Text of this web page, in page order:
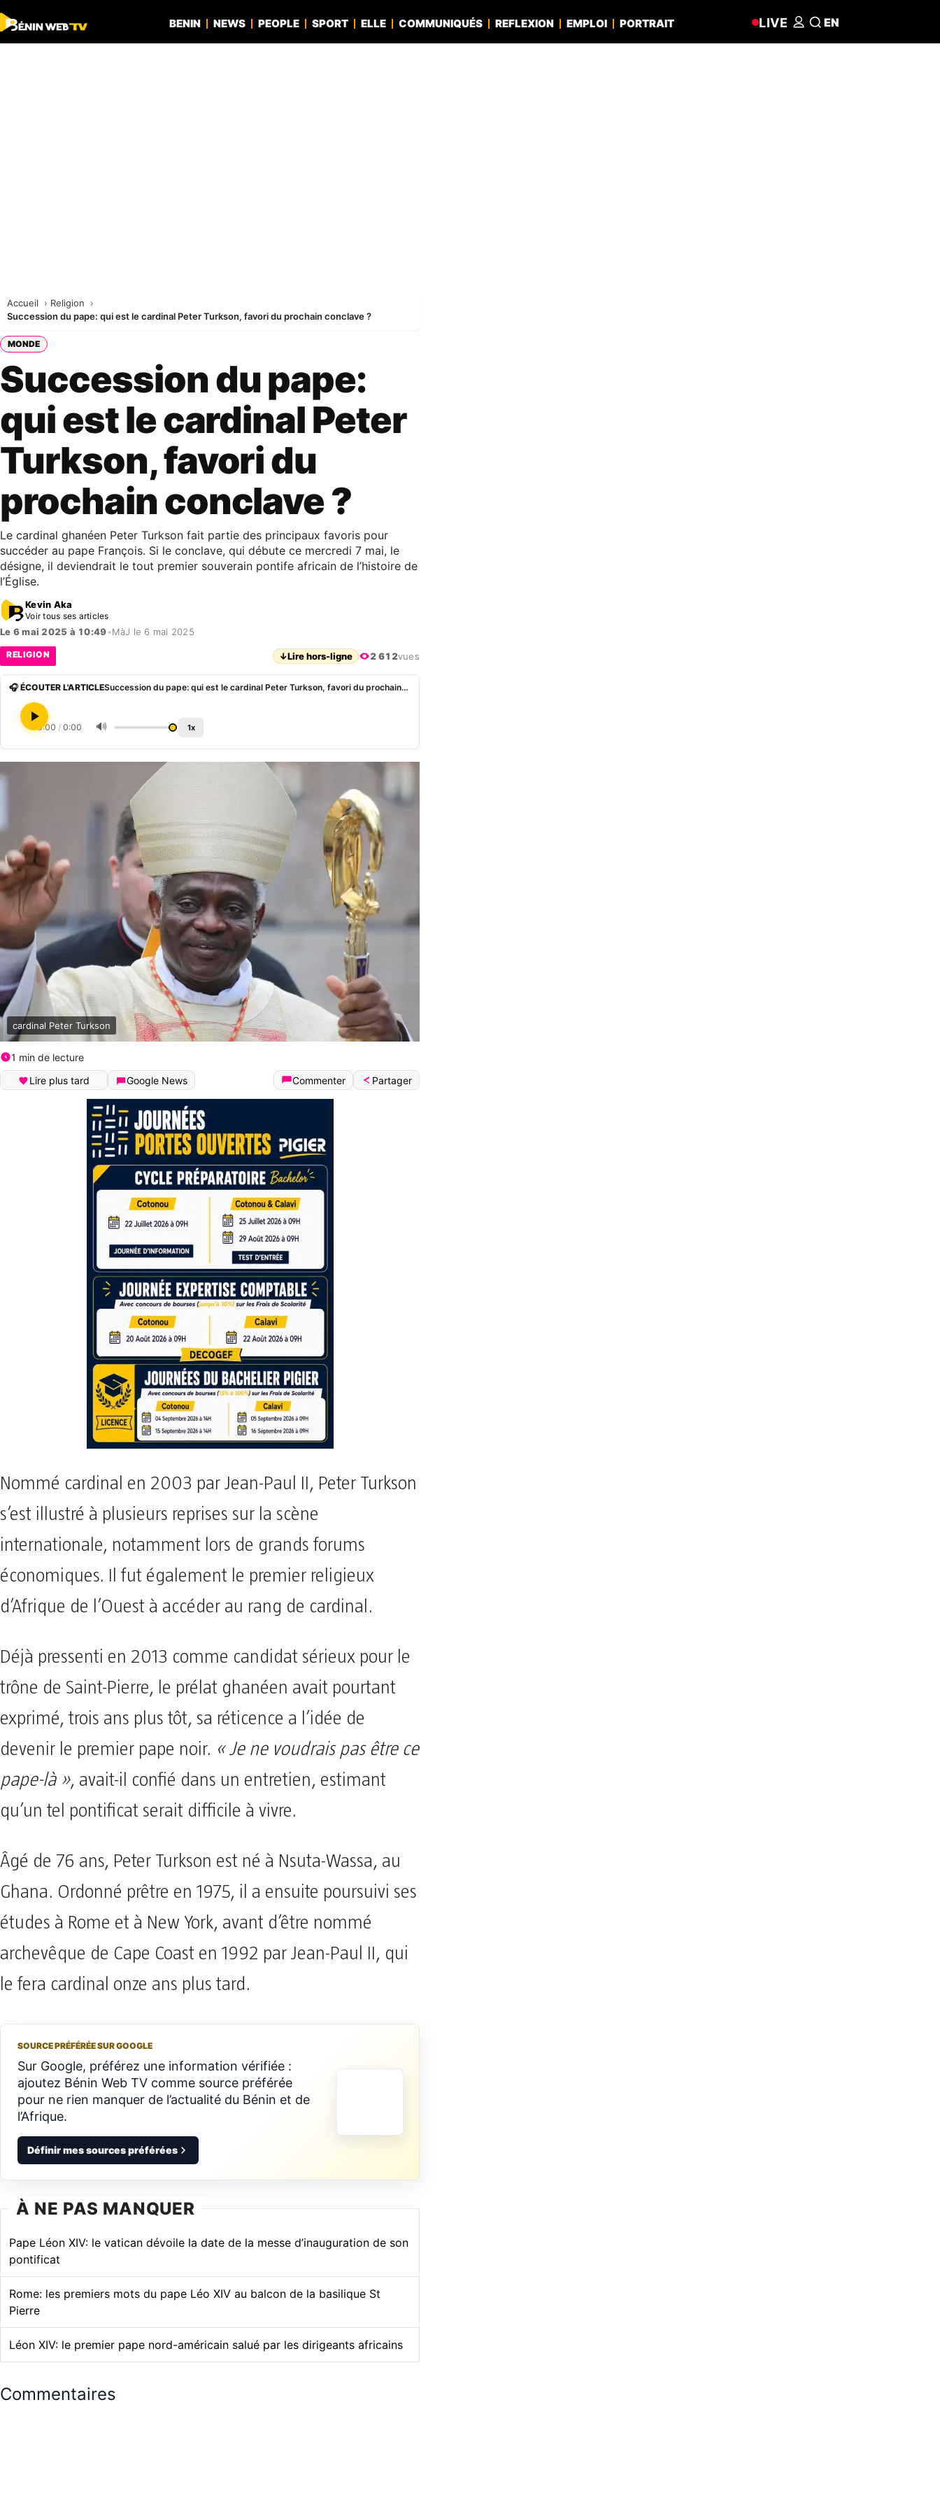
BENIN NEWS PEOPLE SPORT ELLE COMMUNIQUÉS REFLEXION EMPLOI PORTRAIT LIVE EN
Accueil
Religion
Succession du pape: qui est le cardinal Peter Turkson, favori du prochain conclave ?
MONDE
Succession du pape:
qui est le cardinal Peter
Turkson, favori du
prochain conclave ?
Le cardinal ghanéen Peter Turkson fait partie des principaux favoris pour
succéder au pape François. Si le conclave, qui débute ce mercredi 7 mai, le
désigne, il deviendrait le tout premier souverain pontife africain de l’histoire de
l’Église.
Kevin Aka
Voir tous ses articles
Le 6 mai 2025 à 10:49•MàJ le 6 mai 2025
RELIGION ↓Lire hors-ligne 2 612vues
🎧 ÉCOUTER L'ARTICLE Succession du pape: qui est le cardinal Peter Turkson, favori du prochain conclave ?
0:00 / 0:00 🔊 1x
cardinal Peter Turkson
1 min de lecture
Lire plus tard
Google News Commenter Partager
Nommé cardinal en 2003 par Jean-Paul II, Peter Turkson
s’est illustré à plusieurs reprises sur la scène
internationale, notamment lors de grands forums
économiques. Il fut également le premier religieux
d’Afrique de l’Ouest à accéder au rang de cardinal.
Déjà pressenti en 2013 comme candidat sérieux pour le
trône de Saint-Pierre, le prélat ghanéen avait pourtant
exprimé, trois ans plus tôt, sa réticence a l’idée de
devenir le premier pape noir. « Je ne voudrais pas être ce
pape-là », avait-il confié dans un entretien, estimant
qu’un tel pontificat serait difficile à vivre.
Âgé de 76 ans, Peter Turkson est né à Nsuta-Wassa, au
Ghana. Ordonné prêtre en 1975, il a ensuite poursuivi ses
études à Rome et à New York, avant d’être nommé
archevêque de Cape Coast en 1992 par Jean-Paul II, qui
le fera cardinal onze ans plus tard.
SOURCE PRÉFÉRÉE SUR GOOGLE
Sur Google, préférez une information vérifiée :
ajoutez Bénin Web TV comme source préférée
pour ne rien manquer de l’actualité du Bénin et de
l’Afrique.
Définir mes sources préférées
À NE PAS MANQUER
Pape Léon XIV: le vatican dévoile la date de la messe d’inauguration de son
pontificat
Rome: les premiers mots du pape Léo XIV au balcon de la basilique St
Pierre
Léon XIV: le premier pape nord-américain salué par les dirigeants africains
Commentaires